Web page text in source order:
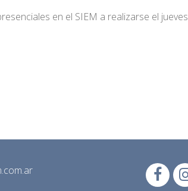
en el SIEM a realizarse el jueves